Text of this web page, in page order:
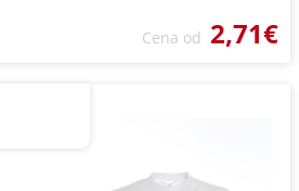
Cena od 2,71€